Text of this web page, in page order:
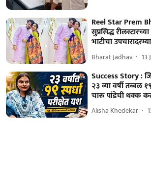
Reel Star Prem
सुप्रसिद्ध
भाटीचा
Bharat Jadhav 13
Success Story :
२३ व्या वर्षी तब्बल
चारू पांडेची थक्क
Alisha Khedekar